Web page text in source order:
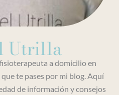
Utrilla
a domicilio en
te pases por mi blog. Aquí
de información y consejos